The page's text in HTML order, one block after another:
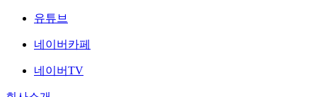
유튜브
네이버카페
네이버TV